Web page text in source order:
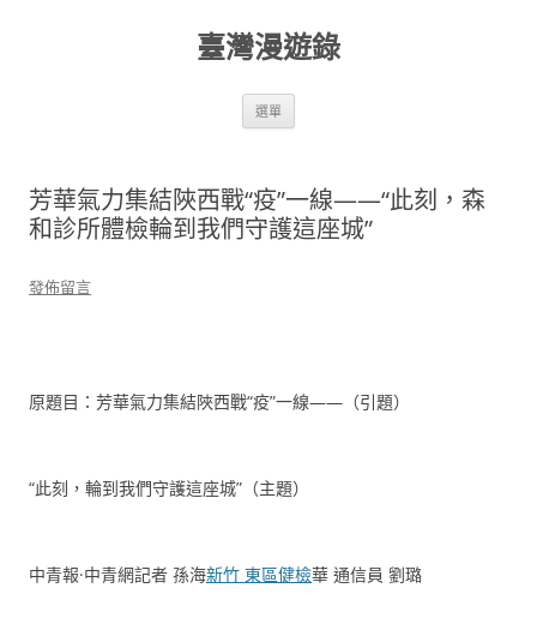
臺灣漫遊錄
選單
芳華氣力集結陜西戰“疫”一線——“此刻，森
和診所體檢輪到我們守護這座城”
發佈留言
原題目：芳華氣力集結陜西戰“疫”一線——（引題）
“此刻，輪到我們守護這座城”（主題）
中青報·中青網記者 孫海新竹 東區健檢華 通信員 劉璐